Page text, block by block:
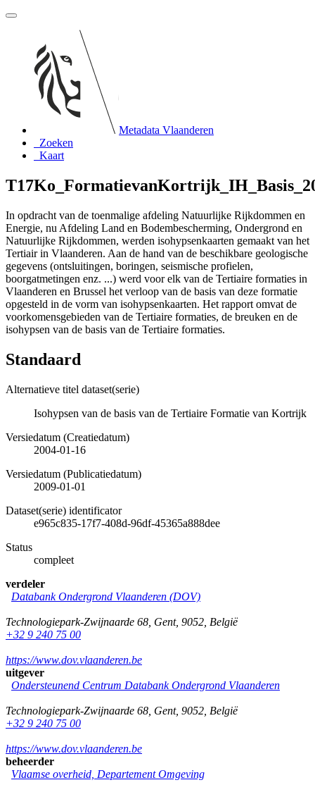
Metadata Vlaanderen
Zoeken
Kaart
In opdracht van de toenmalige afdeling Natuurlijke Rijkdommen en
Energie, nu Afdeling Land en Bodembescherming, Ondergrond en
Natuurlijke Rijkdommen, werden isohypsenkaarten gemaakt van het
Tertiair in Vlaanderen. Aan de hand van de beschikbare geologische
gegevens (ontsluitingen, boringen, seismische profielen,
boorgatmetingen enz. ...) werd voor elk van de Tertiaire formaties in
Vlaanderen en Brussel het verloop van de basis van deze formatie
opgesteld in de vorm van isohypsenkaarten. Het rapport omvat de
voorkomensgebieden van de Tertiaire formaties, de breuken en de
isohypsen van de basis van de Tertiaire formaties.
Standaard
Alternatieve titel dataset(serie)
Isohypsen van de basis van de Tertiaire Formatie van Kortrijk
Versiedatum (Creatiedatum)
2004-01-16
Versiedatum (Publicatiedatum)
2009-01-01
Dataset(serie) identificator
e965c835-17f7-408d-96df-45365a888dee
Status
compleet
verdeler
Databank Ondergrond Vlaanderen (DOV)
Technologiepark-Zwijnaarde 68 Gent, 9052 België
+32 9 240 75 00
https://www.dov.vlaanderen.be
uitgever
Ondersteunend Centrum Databank Ondergrond Vlaanderen
Technologiepark-Zwijnaarde 68 Gent, 9052 België
+32 9 240 75 00
https://www.dov.vlaanderen.be
beheerder
Vlaamse overheid, Departement Omgeving